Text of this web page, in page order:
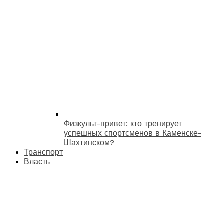
Физкульт-привет: кто тренирует
успешных спортсменов в Каменске-
Шахтинском?
Транспорт
Власть